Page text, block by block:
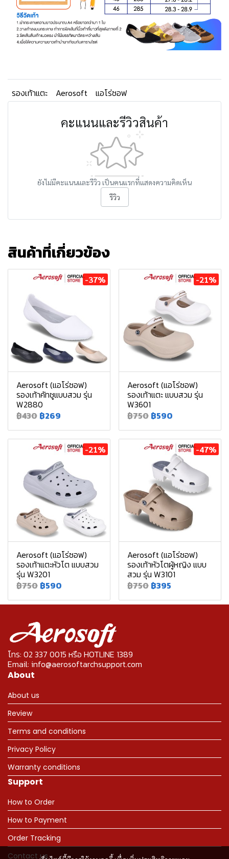
รองเท้าแตะ Aerosoft แอโร่ซอฟ
คะแนนและรีวิวสินค้า
ยังไม่มีคะแนนและรีวิว เป็นคนแรกที่แสดงความคิดเห็น
รีวิว
สินค้าที่เกี่ยวข้อง
-37%
Aerosoft (แอโร่ซอฟ)
รองเท้าคัทชูแบบสวม รุ่น
W2880
฿430 ฿269
-21%
Aerosoft (แอโร่ซอฟ)
รองเท้าแตะ แบบสวม รุ่น
W3601
฿750 ฿590
-21%
Aerosoft (แอโร่ซอฟ)
รองเท้าแตะหัวโต แบบสวม
รุ่น W3201
฿750 ฿590
-47%
Aerosoft (แอโร่ซอฟ)
รองเท้าหัวโตผู้หญิง แบบ
สวม รุ่น W3101
฿750 ฿395
โทร: 02 337 0015 หรือ HOTLINE 1389
Email: info@aerosoftarchsupport.com
About
About us
Review
Terms and conditions
Privacy Policy
Warranty conditions
Support
How to Order
How to Payment
Order Tracking
Contact us